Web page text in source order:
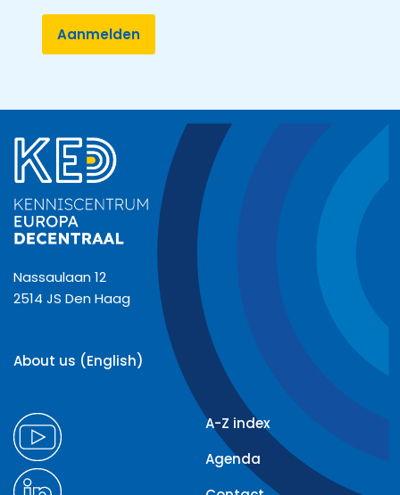
Nassaulaan 12
2514 JS Den Haag
About us (English)
A-Z index
Agenda